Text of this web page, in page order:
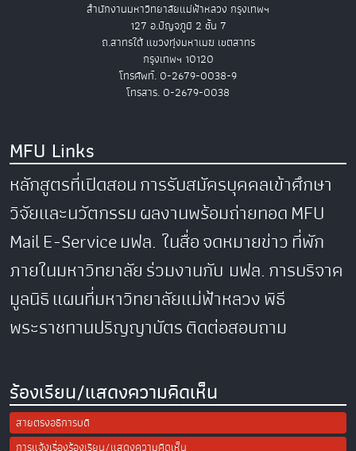
สำนักงานมหาวิทยาลัยแม่ฟ้าหลวง กรุงเทพฯ
127 อ.ปัญจภูมิ 2 ชั้น 7
ถ.สาทรใต้ แขวงทุ่งมหาเมฆ เขตสาทร
กรุงเทพฯ 10120
โทรศัพท์. 0-2679-0038-9
โทรสาร. 0-2679-0038
MFU Links
หลักสูตรที่เปิดสอนการรับสมัครบุคคลเข้าศึกษา
วิจัยและนวัตกรรมผลงานพร้อมถ่ายทอดMFU
MailE-Serviceมฟล. ในสื่อจดหมายข่าวที่พัก
ภายในมหาวิทยาลัยร่วมงานกับ มฟล.การบริจาค
มูลนิธิแผนที่มหาวิทยาลัยแม่ฟ้าหลวงพิธี
พระราชทานปริญญาบัตรติดต่อสอบถาม
ร้องเรียน/แสดงความคิดเห็น
สายตรงอธิการบดี